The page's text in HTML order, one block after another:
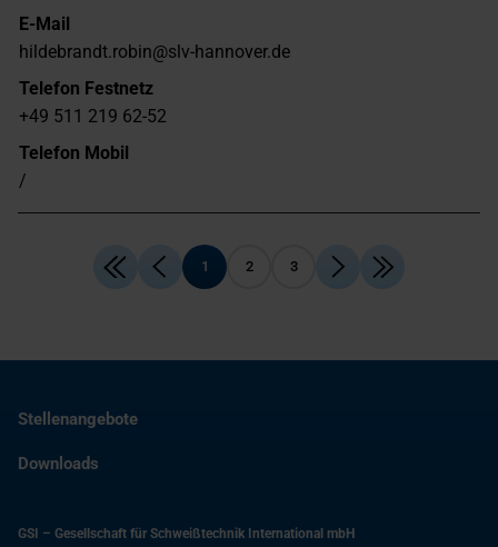
E-Mail
hildebrandt.robin@slv-hannover.de
Telefon Festnetz
+49 511 219 62-52
Telefon Mobil
/
1 2 3
Stellenangebote
Downloads
GSI – Gesellschaft für Schweißtechnik International mbH